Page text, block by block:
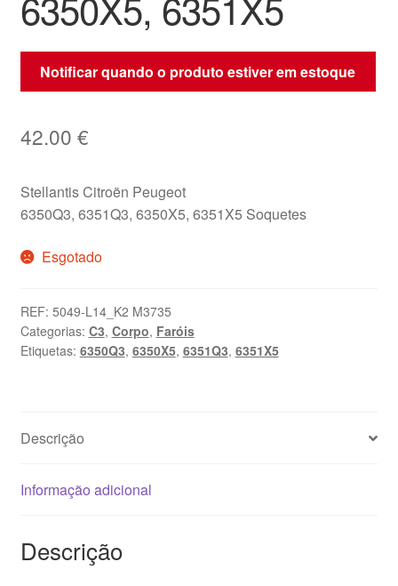
Notificar quando o produto estiver em estoque
42.00 €
Stellantis Citroën Peugeot
6350Q3, 6351Q3, 6350X5, 6351X5 Soquetes
Esgotado
REF: 5049-L14_K2 M3735
Categorias: C3, Corpo, Faróis
Etiquetas: 6350Q3, 6350X5, 6351Q3, 6351X5
Descrição
Informação adicional
Descrição